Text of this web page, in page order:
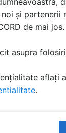
atunci cand
in care
omogen,
o umiditate
ales
și partenerii
de mai jos.
asupra
aflați
.